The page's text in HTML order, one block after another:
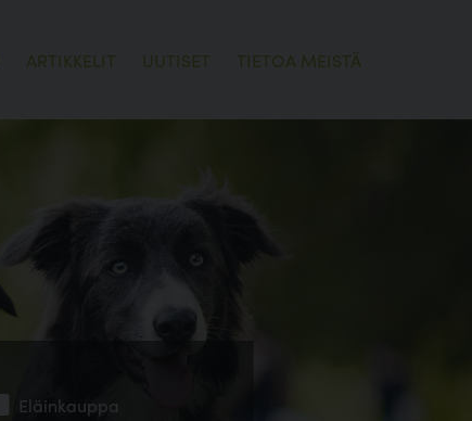
ARTIKKELIT UUTISET TIETOA MEISTÄ
Eläinkauppa